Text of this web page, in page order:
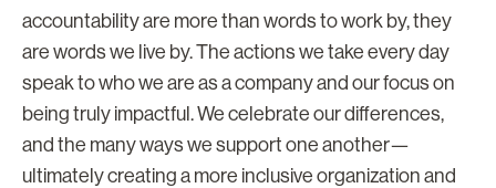
accountability are more than words to work by, they
are words we live by. The actions we take every day
speak to who we are as a company and our focus on
being truly impactful. We celebrate our differences,
and the many ways we support one another—
ultimately creating a more inclusive organization and